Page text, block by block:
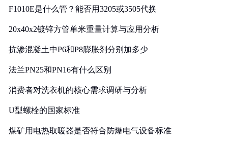
F1010E是什么管？能否用3205或3505代换
20x40x2镀锌方管单米重量计算与应用分析
抗渗混凝土中P6和P8膨胀剂分别加多少
法兰PN25和PN16有什么区别
消费者对洗衣机的核心需求调研与分析
U型螺栓的国家标准
煤矿用电热取暖器是否符合防爆电气设备标准